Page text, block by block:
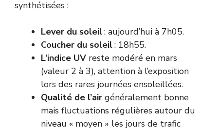
synthétisées :
Lever du soleil: aujourd’hui à 7h05.
Coucher du soleil: 18h55.
L’indice UV reste modéré en mars
(valeur 2 à 3), attention à l’exposition
lors des rares journées ensoleillées.
Qualité de l’air généralement bonne
mais fluctuations régulières autour du
niveau « moyen » les jours de trafic